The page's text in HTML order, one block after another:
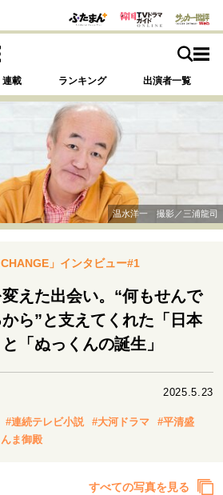
連載 ランキング 出演者一覧
マで探す
決断の裏側
挫折からの再起
生が動いた日 10代の挫折と原点
方
温水洋一 撮影／三浦龍司
」インタビュー#1
えた出会い。“何もせんで
ら”と支えてくれた「日本
「ぬっくんの誕生」
2025.5.23
#連続テレビ小説 #大河ドラマ
#平清盛
ま御殿
すべての写真を見る